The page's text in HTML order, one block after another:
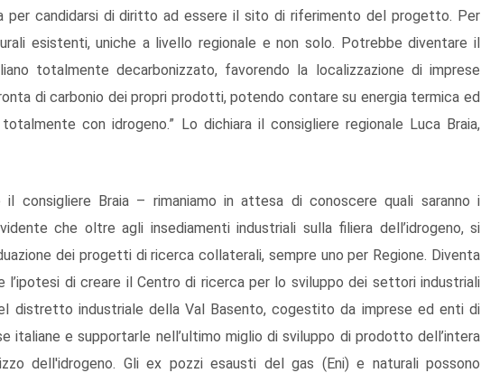
candidarsi di diritto ad essere il sito di riferimento del progetto. Per
esistenti, uniche a livello regionale e non solo. Potrebbe diventare il
totalmente decarbonizzato, favorendo la localizzazione di imprese
di carbonio dei propri prodotti, potendo contare su energia termica ed
con idrogeno.” Lo dichiara il consigliere regionale Luca Braia,
il consigliere Braia – rimaniamo in attesa di conoscere quali saranno i
che oltre agli insediamenti industriali sulla filiera dell’idrogeno, si
dei progetti di ricerca collaterali, sempre uno per Regione. Diventa
l’ipotesi di creare il Centro di ricerca per lo sviluppo dei settori industriali
distretto industriale della Val Basento, cogestito da imprese ed enti di
italiane e supportarle nell’ultimo miglio di sviluppo di prodotto dell’intera
dell'idrogeno. Gli ex pozzi esausti del gas (Eni) e naturali possono